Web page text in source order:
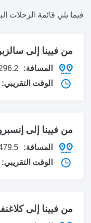
فيما يلي قائمة الرحلات
من فيينا إلى
المسافة:
296.2
الوقت التقريبي:
من فيينا إلى
المسافة:
479.5
الوقت التقريبي:
من فيينا إلى